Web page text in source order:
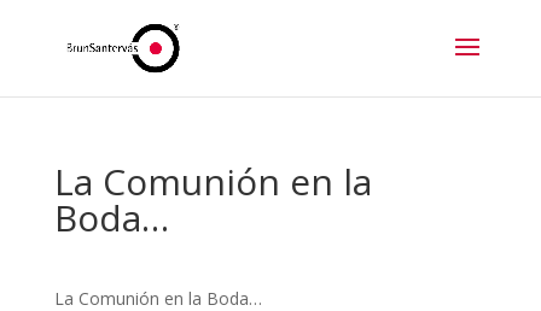
La Comunión en la
Boda…
La Comunión en la Boda…